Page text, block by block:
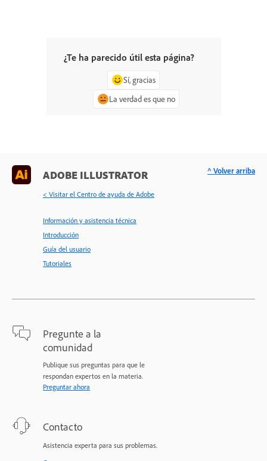
¿Te ha parecido útil esta página?
Sí, gracias
La verdad es que no
ADOBE ILLUSTRATOR
< Visitar el Centro de ayuda de Adobe
Información y asistencia técnica
Introducción
Guía del usuario
Tutoriales
Pregunte a la
comunidad
Publique sus preguntas para que le
respondan expertos en la materia.
Preguntar ahora
Contacto
Asistencia experta para sus problemas.
^ Volver arriba